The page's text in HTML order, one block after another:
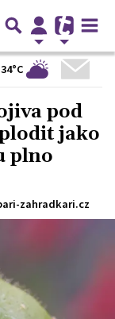
34°C
pod
jako
plno
zahradkari.cz